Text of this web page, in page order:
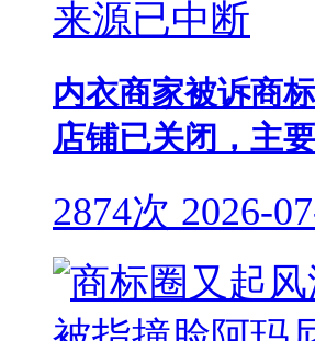
内衣商家被诉商
店铺已关闭，主
2874次 2026-